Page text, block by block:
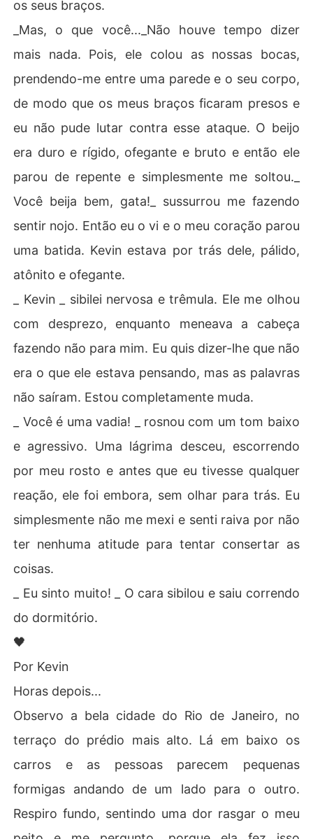
os seus braços.
_Mas, o que você..._Não houve tempo dizer
mais nada. Pois, ele colou as nossas bocas,
prendendo-me entre uma parede e o seu corpo,
de modo que os meus braços ficaram presos e
eu não pude lutar contra esse ataque. O beijo
era duro e rígido, ofegante e bruto e então ele
parou de repente e simplesmente me soltou._
Você beija bem, gata!_ sussurrou me fazendo
sentir nojo. Então eu o vi e o meu coração parou
uma batida. Kevin estava por trás dele, pálido,
atônito e ofegante.
_ Kevin _ sibilei nervosa e trêmula. Ele me olhou
com desprezo, enquanto meneava a cabeça
fazendo não para mim. Eu quis dizer-lhe que não
era o que ele estava pensando, mas as palavras
não saíram. Estou completamente muda.
_ Você é uma vadia! _ rosnou com um tom baixo
e agressivo. Uma lágrima desceu, escorrendo
por meu rosto e antes que eu tivesse qualquer
reação, ele foi embora, sem olhar para trás. Eu
simplesmente não me mexi e senti raiva por não
ter nenhuma atitude para tentar consertar as
coisas.
_ Eu sinto muito! _ O cara sibilou e saiu correndo
do dormitório.
🖤
Por Kevin
​​Horas depois...
Observo a bela cidade do Rio de Janeiro, no
terraço do prédio mais alto. Lá em baixo os
carros e as pessoas parecem pequenas
formigas andando de um lado para o outro.
Respiro fundo, sentindo uma dor rasgar o meu